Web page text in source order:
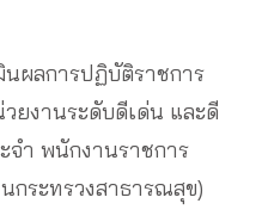
นผลการปฏิบัติราชการ
ยงานระดับดีเด่น และดี
จำ พนักงานราชการ
กระทรวงสาธารณสุข)